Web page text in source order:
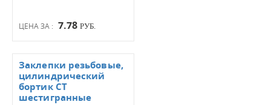
ЦЕНА ЗА : 7.78 РУБ.
Заклепки резьбовые,
цилиндрический
бортик СТ
шестигранные